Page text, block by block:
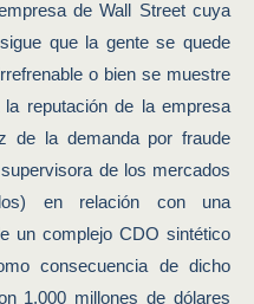
de Wall Street cuya
que la gente se quede
o bien se muestre
reputación de la empresa
de la demanda por fraude
de los mercados
en relación con una
un complejo CDO sintético
consecuencia de dicho
1.000 millones de dólares